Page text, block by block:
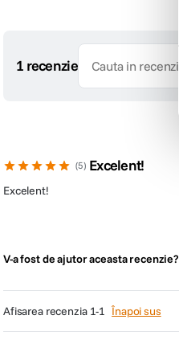
1 recenzie
5 Excelent!
Excelent!
V-a fost de ajutor aceasta recenzie?
afisarea recenzia 1-1 Înapoi sus